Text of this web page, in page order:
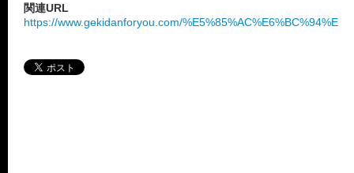
関連URL
https://www.gekidanforyou.com/